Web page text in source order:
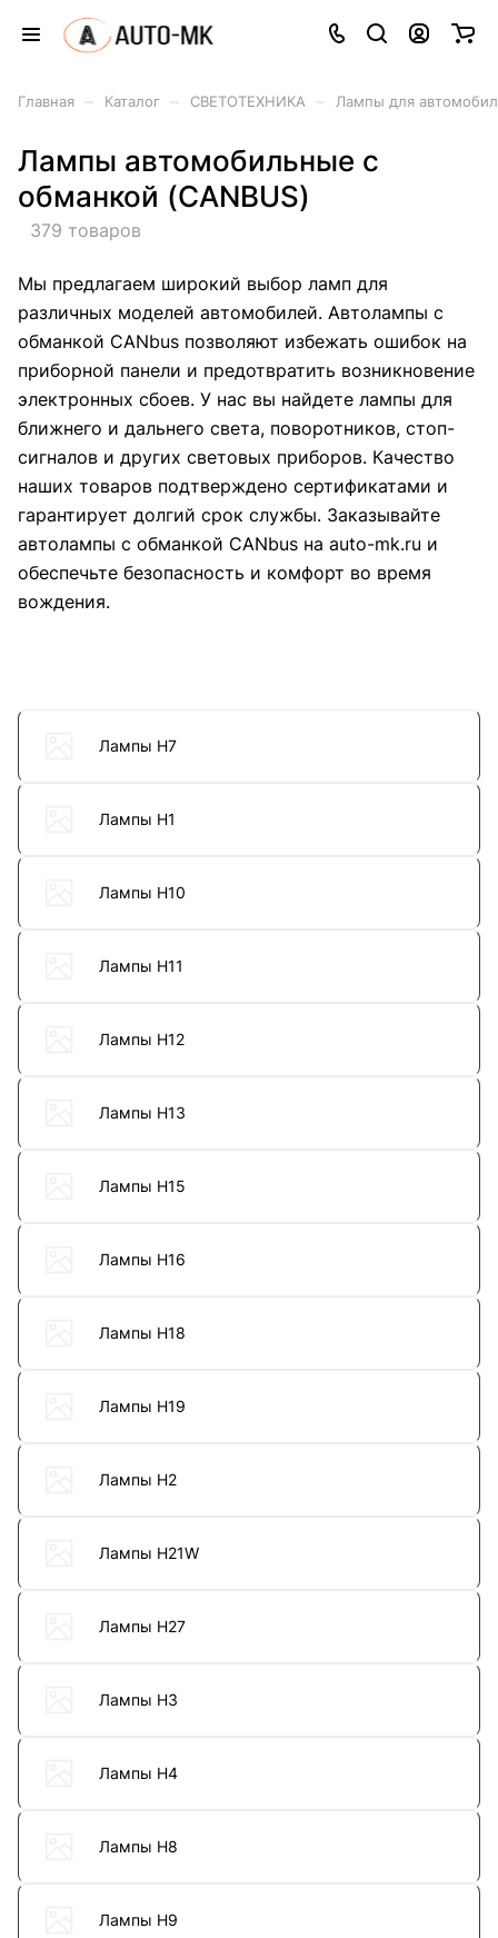
Главная Каталог СВЕТОТЕХНИКА Лампы для
Лампы автомобильные с
обманкой (CANBUS)
379 товаров
Мы предлагаем широкий выбор ламп для
различных моделей автомобилей. Автолампы с
обманкой CANbus позволяют избежать ошибок на
приборной панели и предотвратить возникновение
электронных сбоев. У нас вы найдете лампы для
ближнего и дальнего света, поворотников, стоп-
сигналов и других световых приборов. Качество
наших товаров подтверждено сертификатами и
гарантирует долгий срок службы. Заказывайте
автолампы с обманкой CANbus на auto-mk.ru и
обеспечьте безопасность и комфорт во время
вождения.
Лампы H7
Лампы H1
Лампы H10
Лампы H11
Лампы H12
Лампы H13
Лампы H15
Лампы H16
Лампы H18
Лампы H19
Лампы H2
Лампы H21W
Лампы H27
Лампы H3
Лампы H4
Лампы H8
Лампы H9